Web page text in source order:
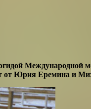
Международной
от Юрия Еремина и